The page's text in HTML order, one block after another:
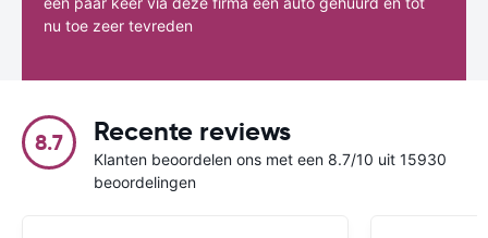
nu toe zeer tevreden
8.7 Recente reviews
Klanten beoordelen ons met een 8.7/10 uit 15930
beoordelingen